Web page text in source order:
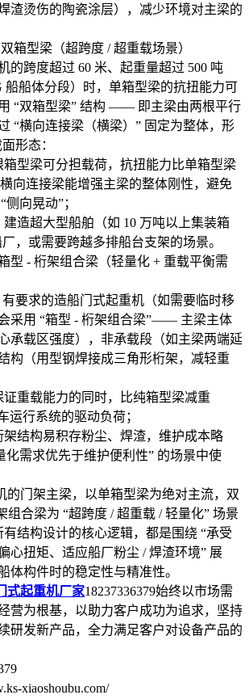
渣烫伤的陶瓷涂层），减少环境对主梁的
箱型梁（超跨度 / 超重载场景）
的跨度超过 60 米、起重量超过 500 吨
船船体分段）时，单箱型梁的抗扭能力可
“双箱型梁” 结构 —— 即主梁由两根平行
“横向连接梁（横梁）” 固定为整体，形
形态：
型梁可分担载荷，抗扭能力比单箱型梁
向连接梁能增强主梁的整体刚性，避免
向晃动”；
造超大型船舶（如 10 万吨以上集装箱
，或需要跨越多排船台支架的场景。
型 - 桁架组合梁（轻量化 + 重载平衡需
要求的造船门式起重机（如需要临时移
采用 “箱型 - 桁架组合梁”—— 主梁主体
承载区强度），非承载段（如主梁两端延
构（用型钢焊接成三角形桁架，减轻重
重载能力的同时，比纯箱型梁减重
运行系统的驱动负荷；
结构易积存粉尘、焊渣，维护成本略
化需求优先于维护便利性” 的场景中使
门架主梁，以单箱型梁为绝对主流，双
组合梁为 “超跨度 / 超重载 / 轻量化” 场景
结构设计的核心逻辑，都是围绕 “承受
心扭矩、适应船厂粉尘 / 焊渣环境” 展
体构件时的稳定性与精准性。
式起重机厂家18237336379始终以市场需
营为根基，以助力客户成功为追求，坚持
研发新产品，全力满足客户对设备产品的
xiaoshoubu.com/